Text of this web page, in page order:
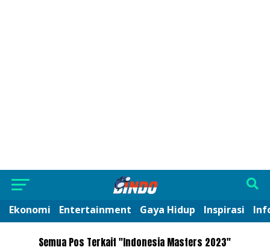
Ekonomi Entertainment Gaya Hidup Inspirasi
Semua Pos Terkait "Indonesia Masters 2023"